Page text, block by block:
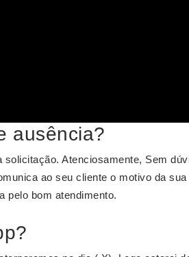
ausência?
Atenciosamente, Sem
ao seu cliente o motivo da sua
pelo bom atendimento.